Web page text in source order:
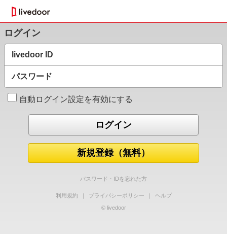
ログイン
livedoor ID
パスワード
自動ログイン設定を有効にする
新規登録（無料）
パスワード・IDを忘れた方
利用規約 ｜ プライバシーポリシー ｜
ヘルプ
© livedoor